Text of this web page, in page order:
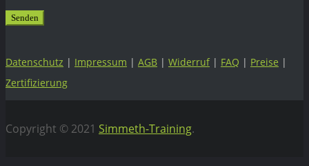
Datenschutz | Impressum | AGB | Widerruf| FAQ | Preise |
Zertifizierung
Copyright © 2021 Simmeth-Training.